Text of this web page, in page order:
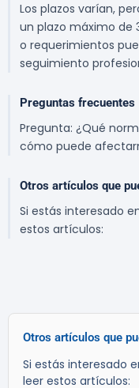
Los plazos varían,
un plazo máximo de
o requerimientos
seguimiento
Preguntas frecuentes
Pregunta: ¿Qué
cómo puede
Otros artículos que
Si estás interesado
estos artículos:
Otros artículos que
Si estás interesado
leer estos artículos: